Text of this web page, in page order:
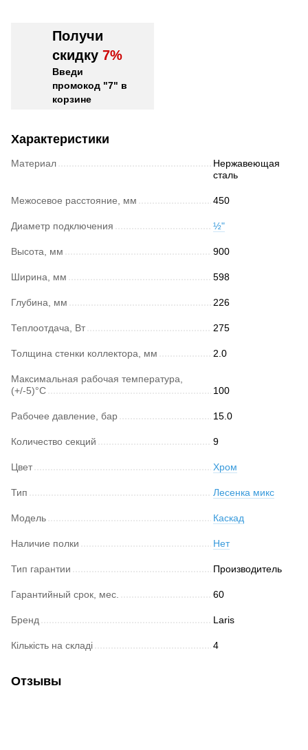
Получи
скидку 7%
Введи
промокод "7" в
корзине
Характеристики
Материал
Нержавеющая
сталь
Межосевое расстояние, мм 450
Диаметр подключения ½"
Высота, мм 900
Ширина, мм 598
Глубина, мм 226
Теплоотдача, Вт 275
Толщина стенки коллектора, мм 2.0
Максимальная рабочая температура,
(+/-5)°C
100
Рабочее давление, бар 15.0
Количество секций 9
Цвет Хром
Тип Лесенка микс
Модель Каскад
Наличие полки Нет
Тип гарантии Производитель
Гарантийный срок, мес. 60
Бренд Laris
Кількість на складі 4
Отзывы